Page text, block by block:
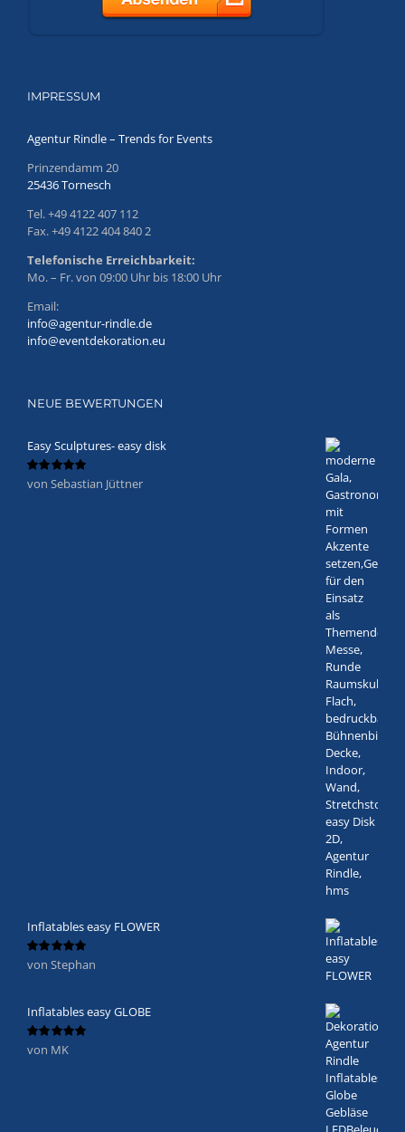
IMPRESSUM
Agentur Rindle – Trends for Events
Prinzendamm 20
25436 Tornesch
Tel. +49 4122 407 112
Fax. +49 4122 404 840 2
Telefonische Erreichbarkeit:
Mo. – Fr. von 09:00 Uhr bis 18:00 Uhr
Email:
info@agentur-rindle.de
info@eventdekoration.eu
NEUE BEWERTUNGEN
Easy Sculptures- easy disk
Bewertet
von Sebastian Jüttner
Inflatables easy FLOWER
Bewertet
von 5
von Stephan
Inflatables easy GLOBE
Bewertet
von MK